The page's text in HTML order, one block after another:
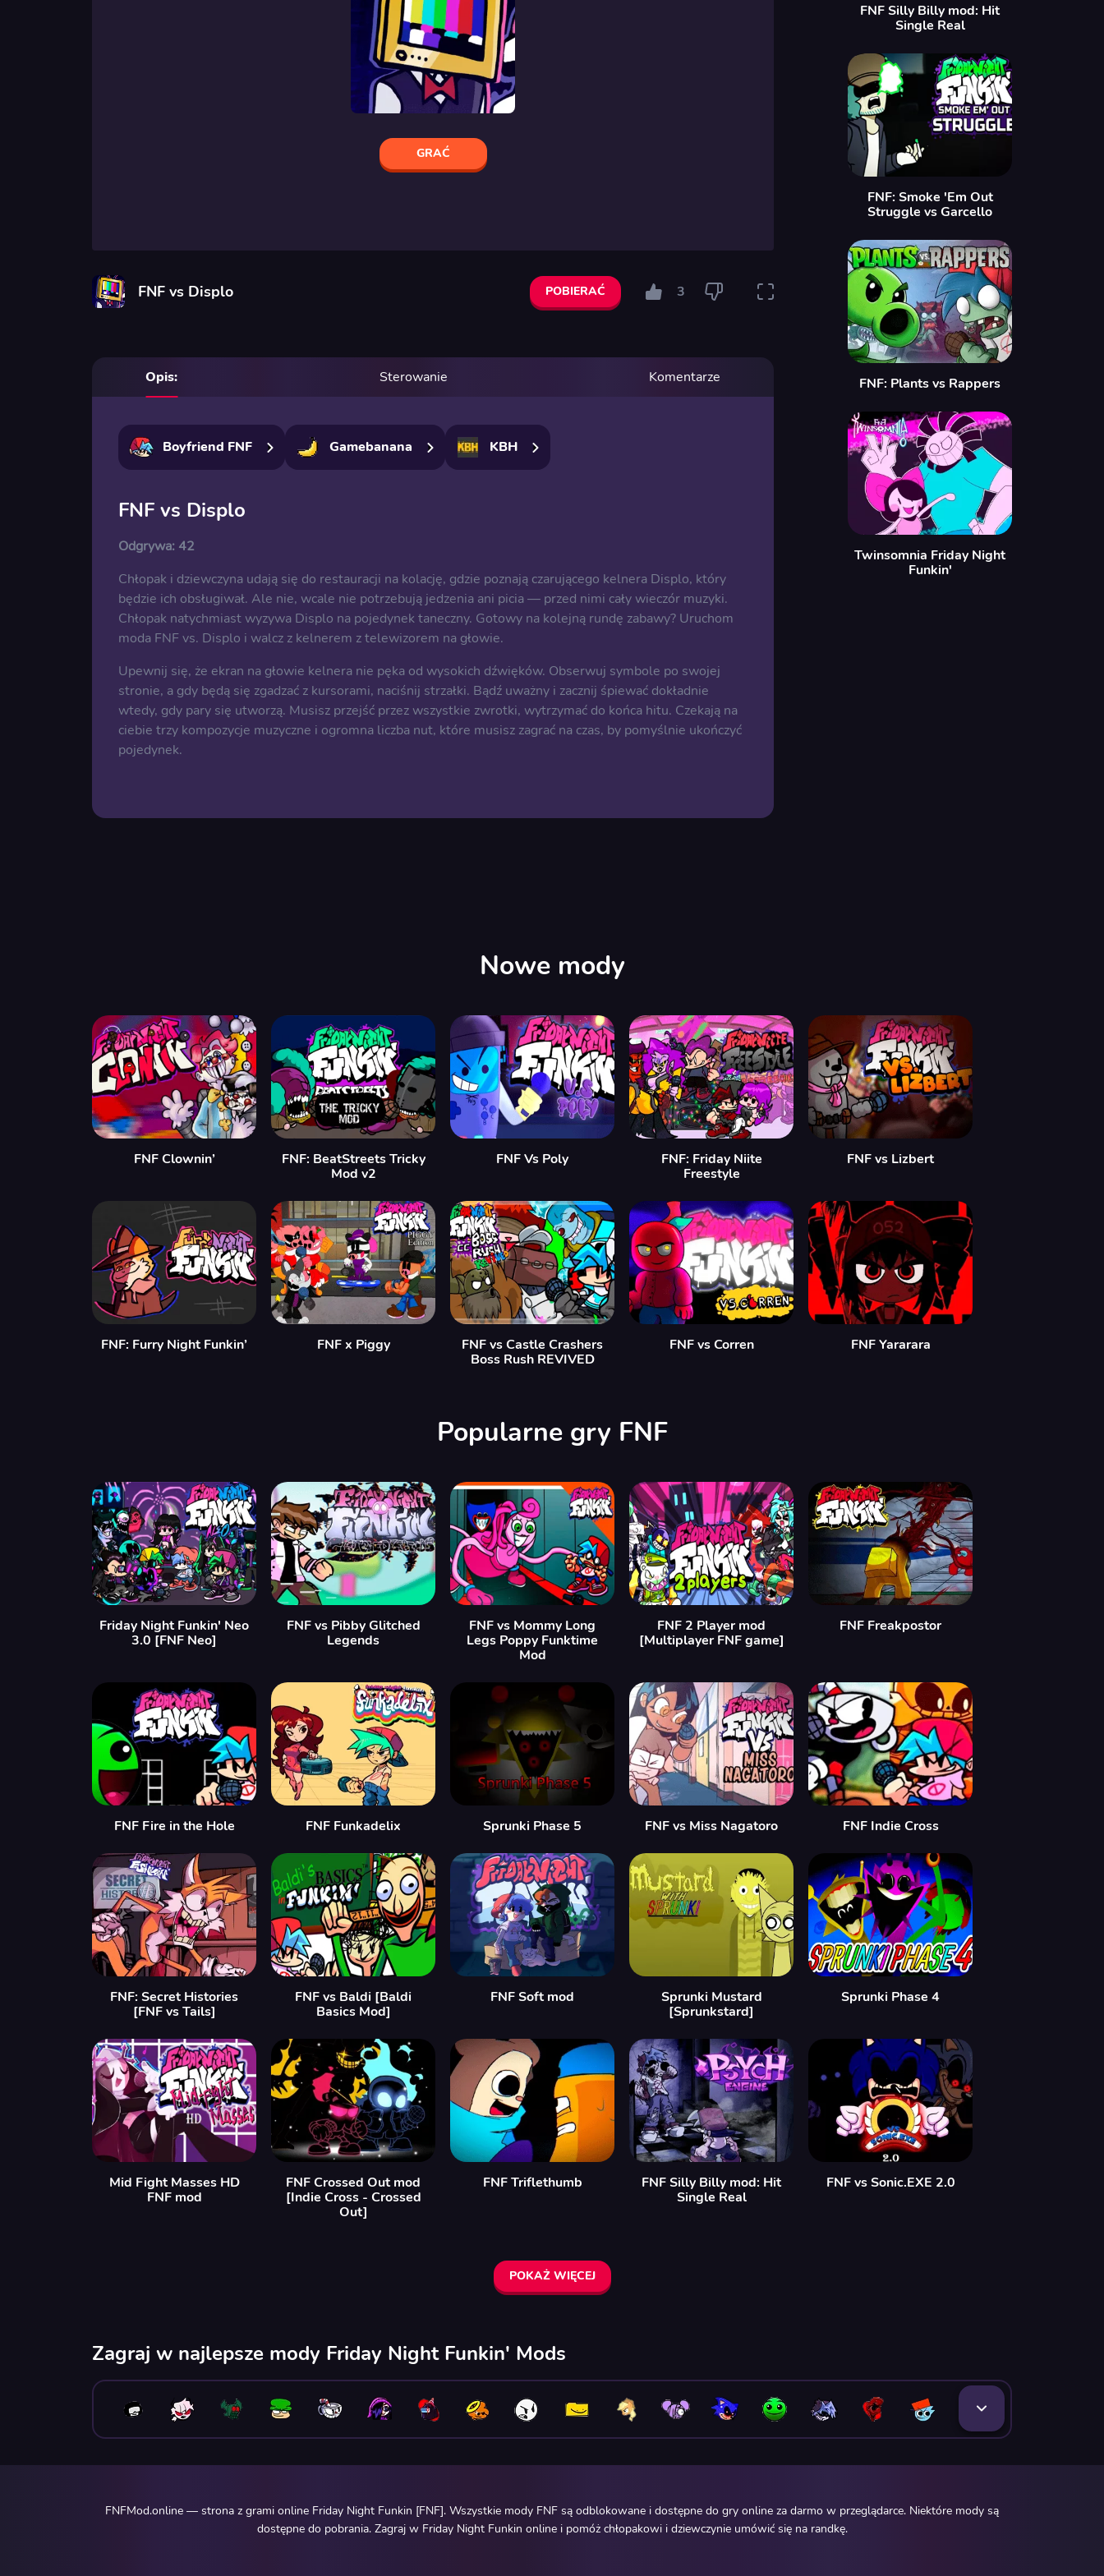
GRAĆ
FNF vs Displo POBIERAĆ 3
Opis: Sterowanie Komentarze
Boyfriend FNF Gamebanana KBH
FNF vs Displo
Odgrywa: 42
Chłopak i dziewczyna udają się do restauracji na kolację, gdzie poznają czarującego kelnera Displo, który
będzie ich obsługiwał. Ale nie, wcale nie potrzebują jedzenia ani picia — przed nimi cały wieczór muzyki.
Chłopak natychmiast wyzywa Displo na pojedynek taneczny. Gotowy na kolejną rundę zabawy? Uruchom
moda FNF vs. Displo i walcz z kelnerem z telewizorem na głowie.
Upewnij się, że ekran na głowie kelnera nie pęka od wysokich dźwięków. Obserwuj symbole po swojej
stronie, a gdy będą się zgadzać z kursorami, naciśnij strzałki. Bądź uważny i zacznij śpiewać dokładnie
wtedy, gdy pary się utworzą. Musisz przejść przez wszystkie zwrotki, wytrzymać do końca hitu. Czekają na
ciebie trzy kompozycje muzyczne i ogromna liczba nut, które musisz zagrać na czas, by pomyślnie ukończyć
pojedynek.
FNF Silly Billy mod: Hit
Single Real
FNF: Smoke 'Em Out
Struggle vs Garcello
FNF: Plants vs Rappers
Twinsomnia Friday Night
Funkin'
Nowe mody
FNF Clownin’
FNF: BeatStreets Tricky
Mod v2
FNF Vs Poly
FNF: Friday Niite
Freestyle
FNF vs Lizbert
FNF: Furry Night Funkin’ FNF x Piggy
FNF vs Castle Crashers
Boss Rush REVIVED
FNF vs Corren FNF Yararara
Popularne gry FNF
Friday Night Funkin' Neo
3.0 [FNF Neo]
FNF vs Pibby Glitched
Legends
FNF vs Mommy Long
Legs Poppy Funktime
Mod
FNF 2 Player mod
[Multiplayer FNF game]
FNF Freakpostor
FNF Fire in the Hole FNF Funkadelix Sprunki Phase 5 FNF vs Miss Nagatoro FNF Indie Cross
FNF: Secret Histories
[FNF vs Tails]
FNF vs Baldi [Baldi
Basics Mod]
FNF Soft mod
Sprunki Mustard
[Sprunkstard]
Sprunki Phase 4
Mid Fight Masses HD
FNF mod
FNF Crossed Out mod
[Indie Cross - Crossed
Out]
FNF Triflethumb
FNF Silly Billy mod: Hit
Single Real
FNF vs Sonic.EXE 2.0
POKAŻ WIĘCEJ
Zagraj w najlepsze mody Friday Night Funkin' Mods
FNFMod.online — strona z grami online Friday Night Funkin [FNF]. Wszystkie mody FNF są odblokowane i dostępne do gry online za darmo w przeglądarce. Niektóre mody są
dostępne do pobrania. Zagraj w Friday Night Funkin online i pomóż chłopakowi i dziewczynie umówić się na randkę.